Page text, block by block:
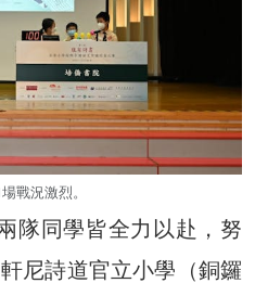
戰況激烈。
隊同學皆全力以赴，努
尼詩道官立小學（銅鑼